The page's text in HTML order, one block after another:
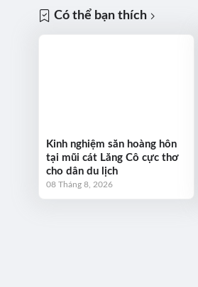
Có thể bạn thích
Kinh nghiệm săn hoàng hôn
tại mũi cát Lăng Cô cực thơ
cho dân du lịch
08 Tháng 8, 2026